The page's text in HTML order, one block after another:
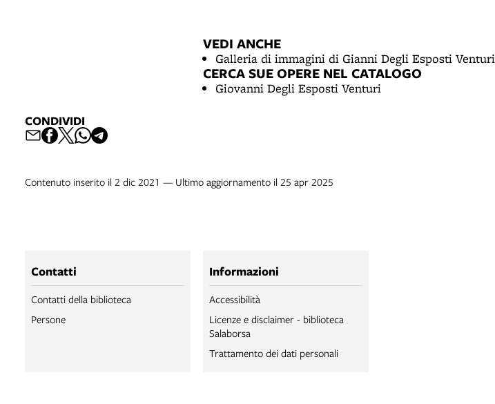
VEDI ANCHE
Galleria di immagini di Gianni Degli Esposti Venturi
CERCA SUE OPERE NEL CATALOGO
Giovanni Degli Esposti Venturi
CONDIVIDI
Contenuto inserito il 2 dic 2021 — Ultimo aggiornamento il 25 apr 2025
Contatti
Contatti della biblioteca
Persone
Informazioni
Accessibilità
Licenze e disclaimer - biblioteca
Salaborsa
Trattamento dei dati personali